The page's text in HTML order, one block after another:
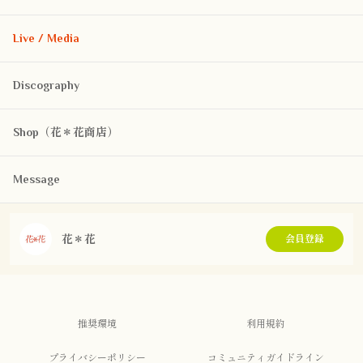
Live / Media
Discography
Shop（花＊花商店）
Message
花＊花 会員登録
推奨環境 利用規約
プライバシーポリシー コミュニティガイドライン